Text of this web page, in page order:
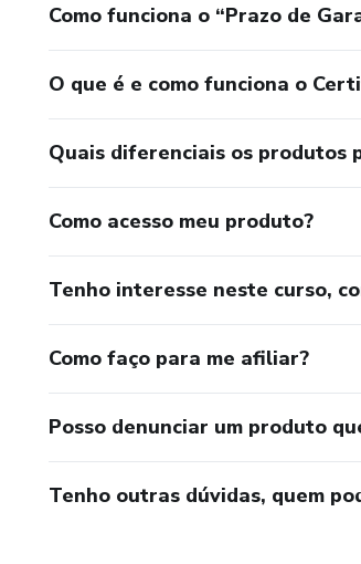
Como funciona o “Prazo de
O que é e como funciona o
Quais diferenciais os produtos
Como acesso meu produto?
Tenho interesse neste curso,
Como faço para me afiliar?
Posso denunciar um produto
Tenho outras dúvidas, quem